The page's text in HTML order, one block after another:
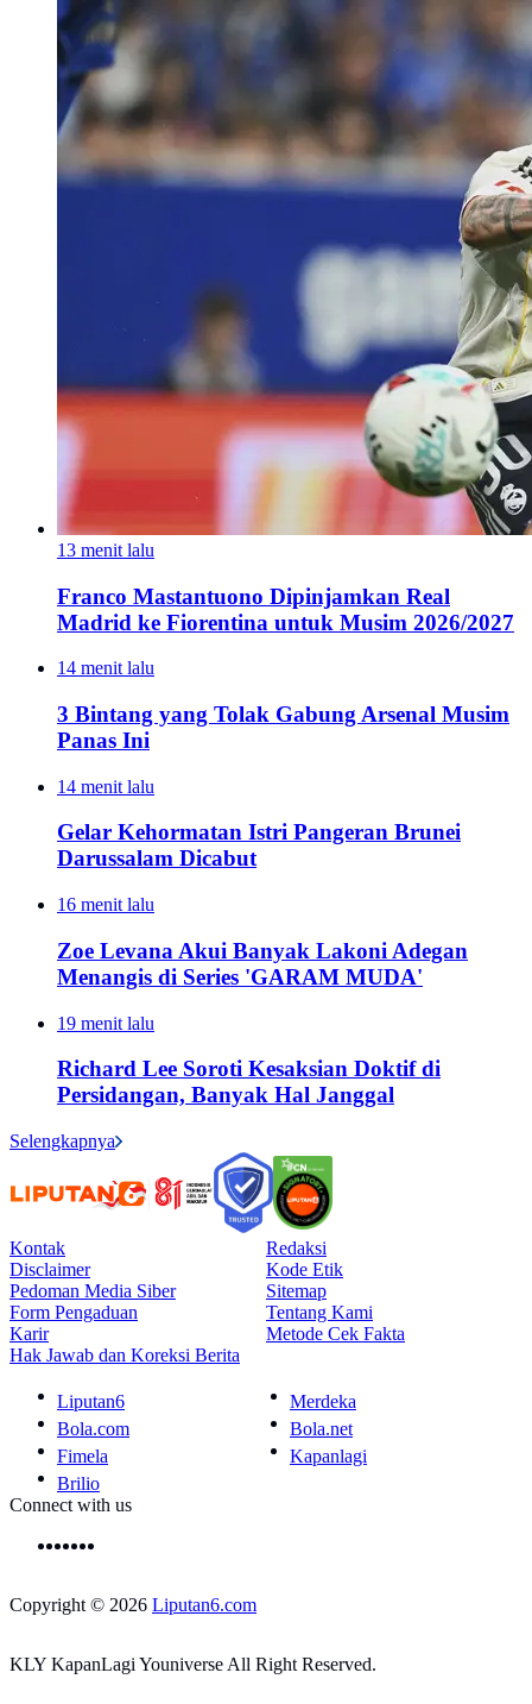
13 menit lalu
Franco Mastantuono Dipinjamkan Real
Madrid ke Fiorentina untuk Musim 2026/2027
14 menit lalu
3 Bintang yang Tolak Gabung Arsenal Musim
Panas Ini
14 menit lalu
Gelar Kehormatan Istri Pangeran Brunei
Darussalam Dicabut
16 menit lalu
Zoe Levana Akui Banyak Lakoni Adegan
Menangis di Series 'GARAM MUDA'
19 menit lalu
Richard Lee Soroti Kesaksian Doktif di
Persidangan, Banyak Hal Janggal
Selengkapnya
Kontak
Redaksi
Disclaimer
Kode Etik
Pedoman Media Siber
Sitemap
Form Pengaduan
Tentang Kami
Karir
Metode Cek Fakta
Hak Jawab dan Koreksi Berita
Liputan6
Merdeka
Bola.com
Bola.net
Fimela
Kapanlagi
Brilio
Connect with us
Copyright © 2026 Liputan6.com
KLY KapanLagi Youniverse All Right Reserved.